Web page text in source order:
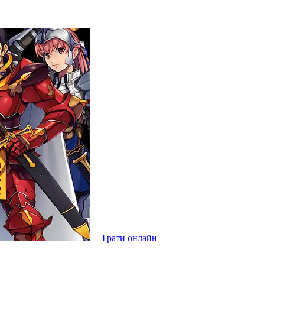
Грати онлайн